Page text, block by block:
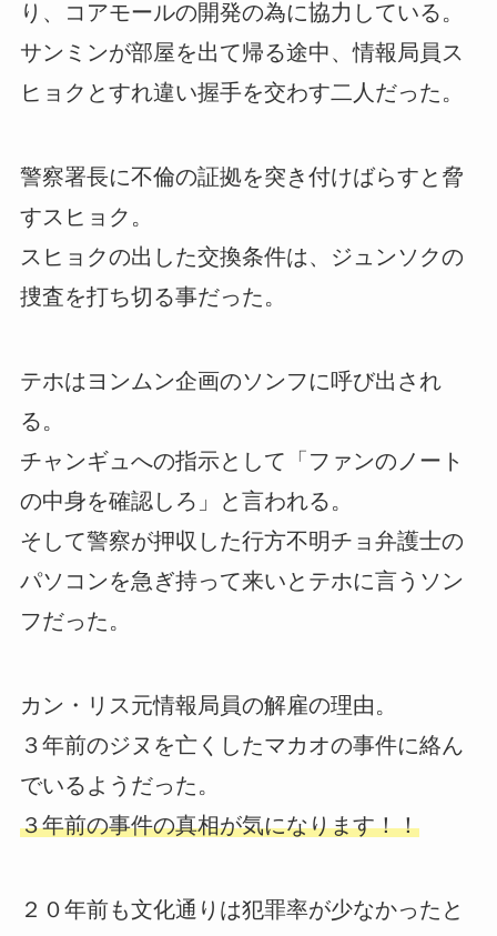
り、コアモールの開発の為に協力している。
サンミンが部屋を出て帰る途中、情報局員ス
ヒョクとすれ違い握手を交わす二人だった。
警察署長に不倫の証拠を突き付けばらすと脅
すスヒョク。
スヒョクの出した交換条件は、ジュンソクの
捜査を打ち切る事だった。
テホはヨンムン企画のソンフに呼び出され
る。
チャンギュへの指示として「ファンのノート
の中身を確認しろ」と言われる。
そして警察が押収した行方不明チョ弁護士の
パソコンを急ぎ持って来いとテホに言うソン
フだった。
カン・リス元情報局員の解雇の理由。
３年前のジヌを亡くしたマカオの事件に絡ん
でいるようだった。
３年前の事件の真相が気になります！！
２０年前も文化通りは犯罪率が少なかったと